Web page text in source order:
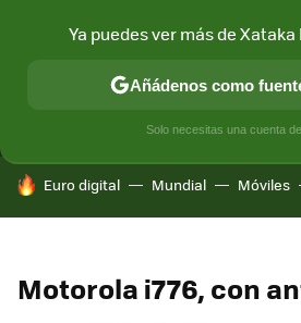
MÓVIL Y SOCIEDAD
HOY SE HABLA DE
Euro digital Mundial Móviles
Motorola i776, con
Ya puedes ver más de Xataka
Añádenos como
Solo necesitas una cuenta